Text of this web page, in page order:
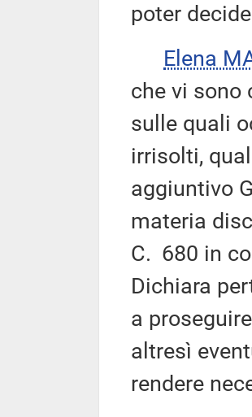
poter
Elena
che vi sono
sulle quali
irrisolti,
aggiuntivo
materia
C. 680 in
Dichiara
a
altresì
rendere